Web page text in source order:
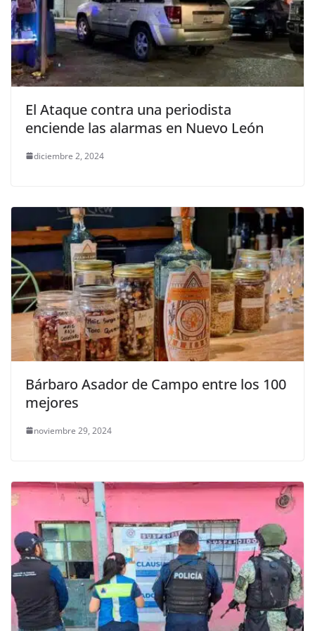
El Ataque contra una periodista
enciende las alarmas en Nuevo León
diciembre 2, 2024
Bárbaro Asador de Campo entre los 100
mejores
noviembre 29, 2024